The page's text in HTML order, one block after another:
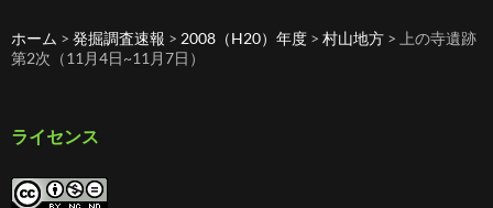
事
ホーム > 発掘調査速報 > 2008（H20）年度 > 村山地方 > 上の寺遺跡
第2次（11月4日~11月7日）
ライセンス